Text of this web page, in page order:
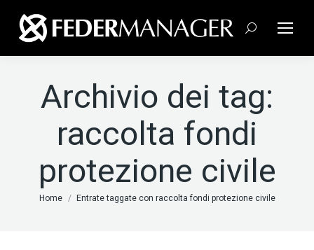
Cerca:
Archivio dei tag:
raccolta fondi
protezione civile
Tu sei qui:
Home Entrate taggate con raccolta fondi protezione civile